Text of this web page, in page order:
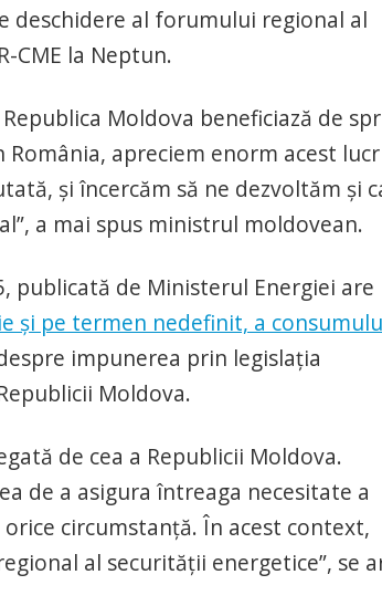
deschidere al forumului regional al
CME la Neptun.
Moldova beneficiază de
apreciem enorm acest
și încercăm să ne dezvoltăm și
a mai spus ministrul moldovean.
publicată de Ministerul Energiei are
și pe termen nedefinit, a
impunerea prin legislația
Moldova.
de cea a Republicii Moldova.
de a asigura întreaga necesitate a
circumstanță. În acest context,
al securității energetice”, se